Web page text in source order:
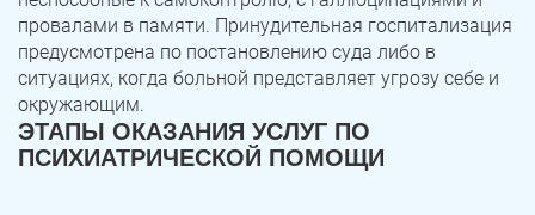
провалами в памяти. Принудительная госпитализация
предусмотрена по постановлению суда либо в
ситуациях, когда больной представляет угрозу себе и
окружающим.
ЭТАПЫ ОКАЗАНИЯ УСЛУГ ПО
ПСИХИАТРИЧЕСКОЙ ПОМОЩИ